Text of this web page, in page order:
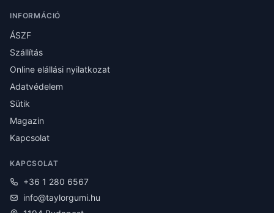
INFORMÁCIÓ
ÁSZF
Szállítás
Online elállási nyilatkozat
Adatvédelem
Sütik
Magazin
Kapcsolat
KAPCSOLAT
+36 1 280 6567
info@taylorgumi.hu